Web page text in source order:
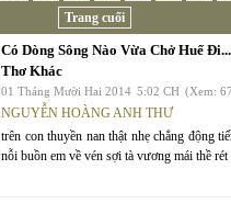
Trang cuối
Có Dòng Sông Nào Vừa Chở Huế
Thơ Khác
01 Tháng Mười Hai 2014 5:02 CH (Xem:
NGUYỄN HOÀNG ANH THƯ
trên con thuyền nan thật nhẹ chẳng động
nỗi buồn em về vén sợi tà vương mái thề rét